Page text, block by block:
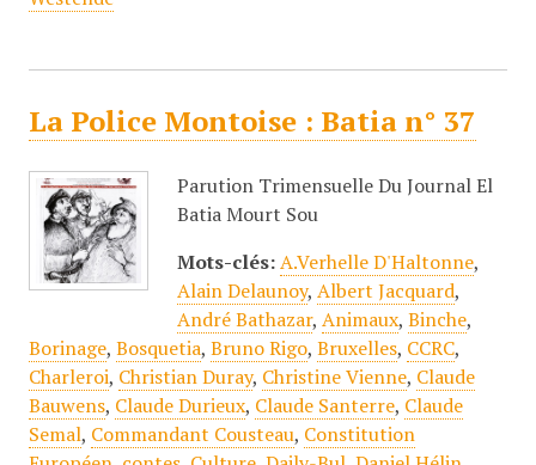
La Police Montoise : Batia n° 37
Parution Trimensuelle Du Journal El
Batia Mourt Sou
Mots-clés: A.Verhelle D'Haltonne,
Alain Delaunoy, Albert Jacquard,
André Bathazar, Animaux, Binche,
Borinage, Bosquetia, Bruno Rigo, Bruxelles, CCRC,
Charleroi, Christian Duray, Christine Vienne, Claude
Bauwens, Claude Durieux, Claude Santerre, Claude
Semal, Commandant Cousteau, Constitution